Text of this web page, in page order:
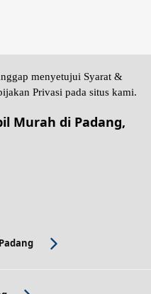
menyetujui Syarat &
Privasi pada situs kami.
Murah di Padang,